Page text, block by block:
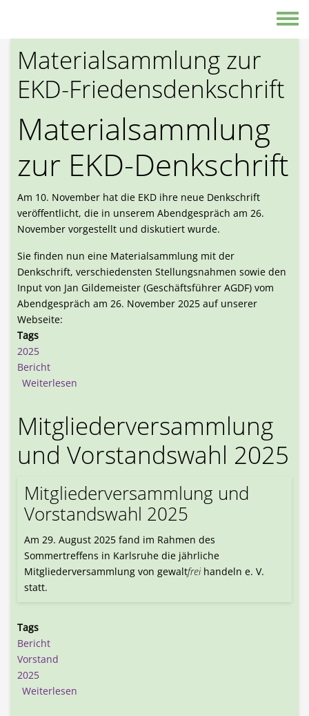
Materialsammlung zur
EKD-Friedensdenkschrift
Materialsammlung
zur EKD-Denkschrift
Am 10. November hat die EKD ihre neue Denkschrift
veröffentlicht, die in unserem Abendgespräch am 26.
November vorgestellt und diskutiert wurde.
Sie finden nun eine Materialsammlung mit der
Denkschrift, verschiedensten Stellungsnahmen sowie den
Input von Jan Gildemeister (Geschäftsführer AGDF) vom
Abendgespräch am 26. November 2025 auf unserer
Webseite:
Tags
2025
Bericht
Weiterlesen
Mitgliederversammlung
und Vorstandswahl 2025
Mitgliederversammlung und
Vorstandswahl 2025
Am 29. August 2025 fand im Rahmen des
Sommertreffens in Karlsruhe die jährliche
Mitgliederversammlung von gewaltfreihandeln e. V.
statt.
Tags
Bericht
Vorstand
2025
Weiterlesen